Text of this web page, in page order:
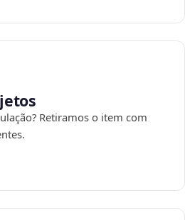
Retiramos o item com